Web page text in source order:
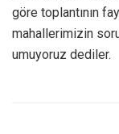
göre toplantının
mahallerimizin
umuyoruz dediler.